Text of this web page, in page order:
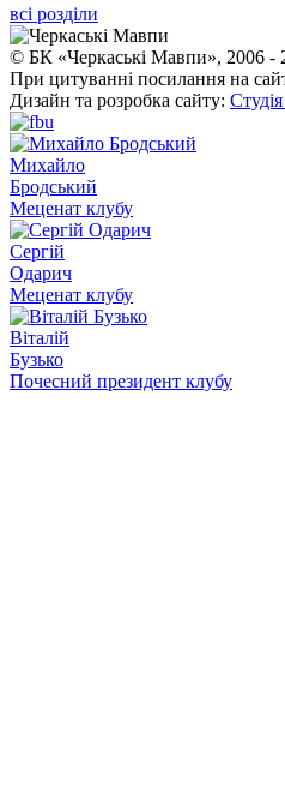
всі розділи
© БК «Черкаські Мавпи», 2006 -
При цитуванні посилання на
Дизайн та розробка сайту:
Михайло
Бродський
Меценат клубу
Сергій
Одарич
Меценат клубу
Віталій
Бузько
Почесний президент клубу